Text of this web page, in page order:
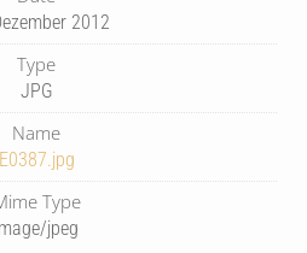
2012
Type
JPG
Name
E0387.jpg
Type
jpeg